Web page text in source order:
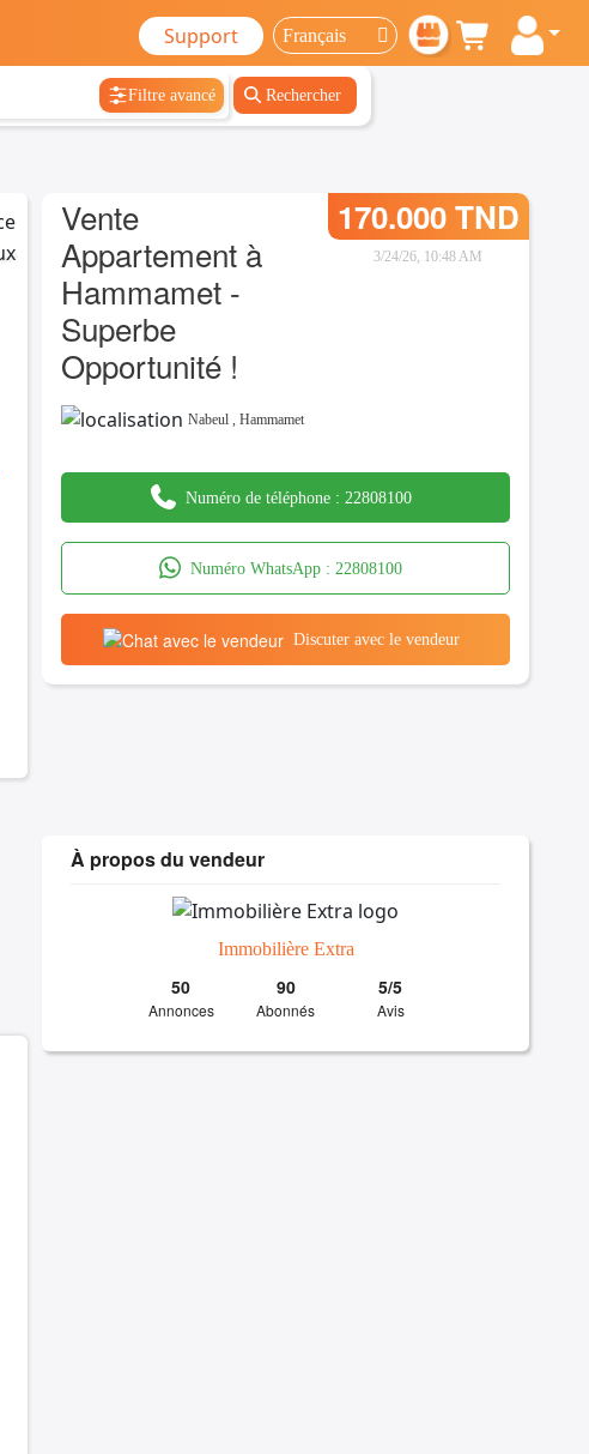
Support
Filtre avancé Rechercher
Vente
Appartement à
Hammamet -
Superbe
Opportunité !
170.000 TND
3/24/26, 10:48 AM
Nabeul ,Hammamet
Numéro de téléphone : 22808100
Numéro WhatsApp : 22808100
Discuter avec le vendeur
À propos du vendeur
Immobilière Extra
50
Annonces
90
Abonnés
5/5
Avis